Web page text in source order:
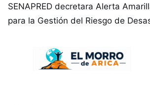
SENAPRED decretara Alerta
para la Gestión del Riesgo de